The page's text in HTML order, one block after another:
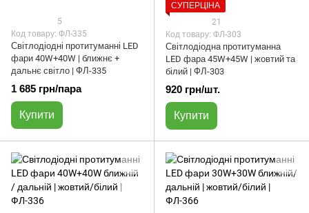
5
Код товару: ФЛ-335
Світлодіодні протитуманні LED
фари 40W+40W | ближнє +
дальнє світло | ФЛ-335
1 685 грн/пара
Купити
СУПЕРЦІНА
21
Код товару: ФЛ-303
Світлодіодна протитуманна
LED фара 45W+45W | жовтий та
білий | ФЛ-303
920 грн/шт.
Купити